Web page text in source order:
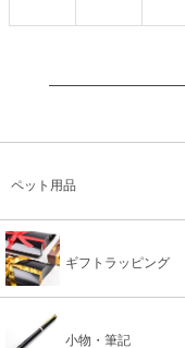
ペット用品
ギフトラッピング
小物・筆記